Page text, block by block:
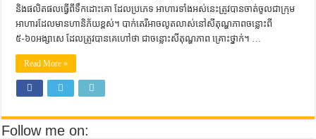
និងផលិតផលធ្វើពីទឹកដោះគោ ដែលប្រភេទ អាហារទាំងអស់នេះត្រូវបានចាត់ចូលជាក្រុម
អាហារដែលមានហានិភ័យខ្ពស់។ បាក់តេរីអាចលូតលាស់នៅសីតុណ្ហភាពចន្លោះពី
៥-៦០អង្សាសេ ដែលត្រូវបានគេហៅថា ជាចន្លោះសីតុណ្ហភាព គ្រោះថ្នាក់។ …
Read More »
Follow me on: